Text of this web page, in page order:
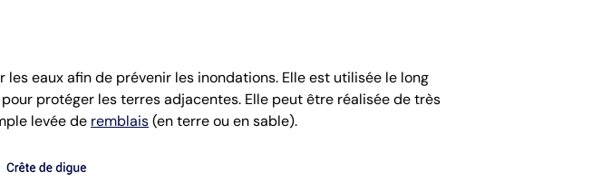
eaux afin de prévenir les inondations. Elle est utilisée le long
protéger les terres adjacentes. Elle peut être réalisée de très
levée de remblais(en terre ou en sable).